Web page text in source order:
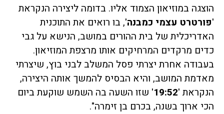
הוצגה במוזיאון הצמוד אליו. בדומה ליצירה הנקראת
'פורטרט עצמי כמבנה', בו רואים את התוכנית
האדריכלית של בית ההורים במושב, הנישא על גבי
כדים מרקדים המרחיקים אותו מרצפת המוזיאון.
בעבודה אחרת יצרתי פסל המשלב לבני בוץ, שיצרתי
מאדמת המושב, והיא הבסיס להמשך אותה היצירה,
הנקראת '19:52' שזו השעה בה השמש שוקעת ביום
הכי ארוך בשנה, בכרם בן זימרה".